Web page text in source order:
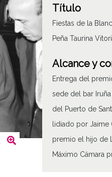
Título
Fiestas de la
Peña Taurina
Alcance y
Entrega del
sede del bar
del Puerto de
lidiado por Jaime
premio el hijo de
Máximo Cámara